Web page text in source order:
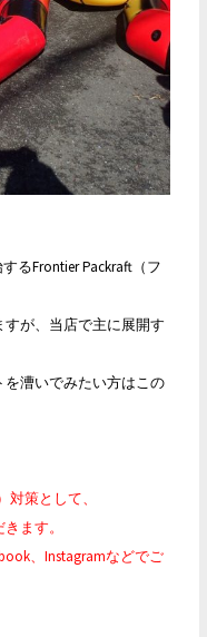
るFrontier Packraft（フ
が、当店で主に展開す
漕いでみたい方はこの
対策として、
ます。
、Instagramなどでご